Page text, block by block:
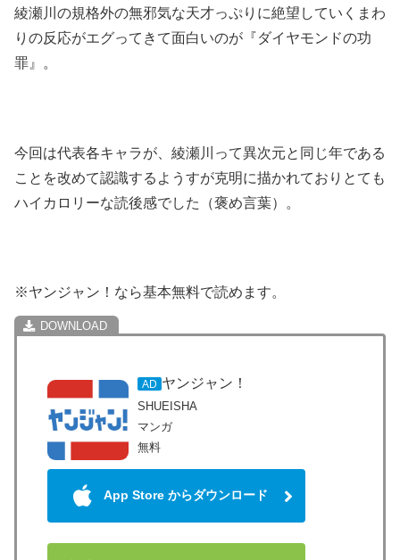
綾瀬川の規格外の無邪気な天才っぷりに絶望していくまわ
りの反応がエグってきて面白いのが『ダイヤモンドの功
罪』。
今回は代表各キャラが、綾瀬川って異次元と同じ年である
ことを改めて認識するようすが克明に描かれておりとても
ハイカロリーな読後感でした（褒め言葉）。
※ヤンジャン！なら基本無料で読めます。
AD ヤンジャン！
SHUEISHA
マンガ
無料
App Store からダウンロード